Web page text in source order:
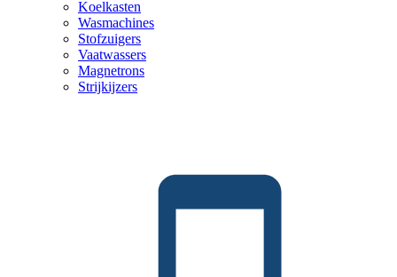
Koelkasten
Wasmachines
Stofzuigers
Vaatwassers
Magnetrons
Strijkijzers